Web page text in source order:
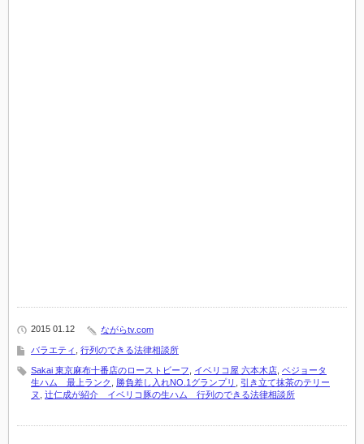
2015 01.12 ながらtv.com
バラエティ 行列のできる法律相談所
Sakai 東京麻布十番店のローストビーフ イベリコ屋 六本木店 ベジョータ
生ハム 最上ランク
勝負差し入れNO.1グランプリ
引き立て抹茶のテリー
ヌ
辻仁成が紹介 イベリコ豚の生ハム 行列のできる法律相談所